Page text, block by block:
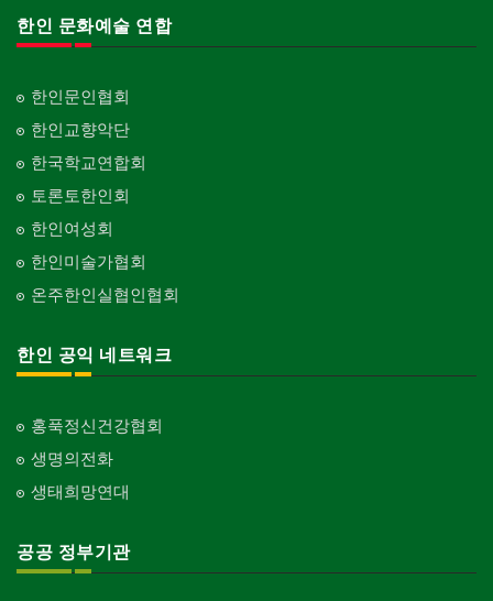
한인 문화예술 연합
한인문인협회
한인교향악단
한국학교연합회
토론토한인회
한인여성회
한인미술가협회
온주한인실협인협회
한인 공익 네트워크
홍푹정신건강협회
생명의전화
생태희망연대
공공 정부기관